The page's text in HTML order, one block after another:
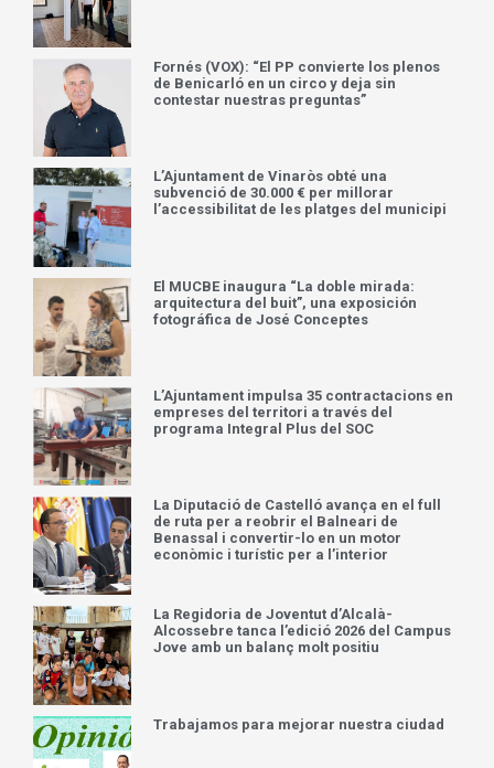
Fornés (VOX): “El PP convierte los plenos
de Benicarló en un circo y deja sin
contestar nuestras preguntas”
L’Ajuntament de Vinaròs obté una
subvenció de 30.000 € per millorar
l’accessibilitat de les platges del municipi
El MUCBE inaugura “La doble mirada:
arquitectura del buit”, una exposición
fotográfica de José Conceptes
L’Ajuntament impulsa 35 contractacions en
empreses del territori a través del
programa Integral Plus del SOC
La Diputació de Castelló avança en el full
de ruta per a reobrir el Balneari de
Benassal i convertir-lo en un motor
econòmic i turístic per a l’interior
La Regidoria de Joventut d’Alcalà-
Alcossebre tanca l’edició 2026 del Campus
Jove amb un balanç molt positiu
Trabajamos para mejorar nuestra ciudad